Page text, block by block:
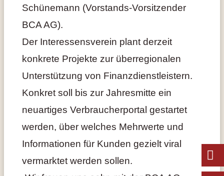
Schünemann (Vorstands-Vorsitzender
BCA AG).
Der Interessensverein plant derzeit
konkrete Projekte zur überregionalen
Unterstützung von Finanzdienstleistern.
Konkret soll bis zur Jahresmitte ein
neuartiges Verbraucherportal gestartet
werden, über welches Mehrwerte und
Informationen für Kunden gezielt viral
vermarktet werden sollen.